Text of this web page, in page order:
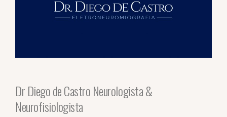
Dr Diego de Castro Neurologista &
Neurofisiologista